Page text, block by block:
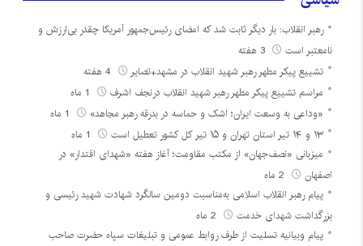
رهبر انقلاب: بار دیگر ثابت شد که امضای رئیس‌جمهور آمریکا چقدر بی‌ارزش و
نامعتبر است
3 هفته
تشییع پیکر مطهر رهبر شهید انقلاب در مشهد+تصایر
مراسم تشییع پیکر مطهر رهبر شهید انقلاب درنجف اشرف
«وداعی به وسعت ایران؛ اشک و حماسه در بدرقه رهبر مجاهد»
۱۳ و ۱۴ تیر استان تهران و ۱۵ تیر کل کشور تعطیل است
میزبانی «نصف‌جهان» از مکتب مقاومت؛ آغاز هفته «شهدای اقتدار» در
اصفهان
پیام رهبر انقلاب اسلامی به‌مناسبت دومین سالگرد شهادت شهید رئیسی و
بزرگداشت شهدای خدمت
پیام وبیانیه تسلیت از طرف روابط عمومی و تبلیغات سپاه حضرت صاحب